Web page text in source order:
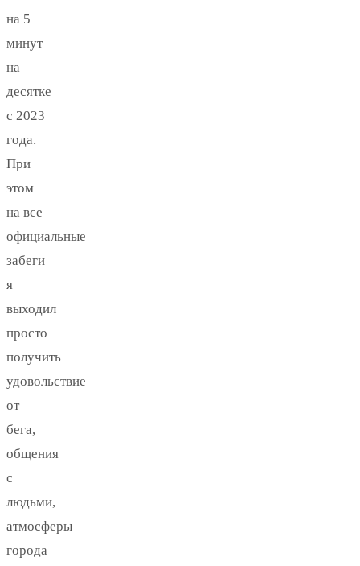
на 5
минут
на
десятке
с 2023
года.
При
этом
на все
официальные
забеги
я
выходил
просто
получить
удовольствие
от
бега,
общения
с
людьми,
атмосферы
города